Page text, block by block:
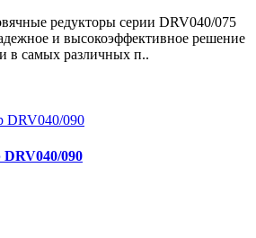
редукторы серии DRV040/075
и высокоэффективное решение
в самых различных п..
090